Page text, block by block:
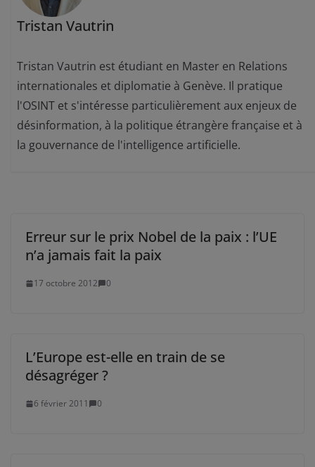
Tristan Vautrin
Tristan Vautrin est étudiant en Master en Relations
internationales et diplomatie à Genève. Il pratique
l'OSINT et s'intéresse particulièrement aux enjeux de
désinformation, à la politique étrangère française et à
la gouvernance de l'intelligence artificielle.
Erreur sur le prix Nobel de la paix : l’UE
n’a jamais fait la paix
17 octobre 2012 0
L’Europe est-elle en train de se
désagréger ?
6 février 2011 0